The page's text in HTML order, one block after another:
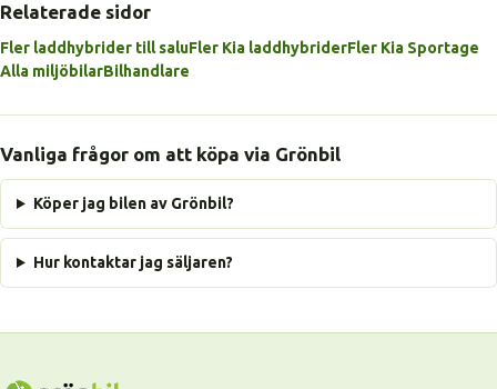
Relaterade sidor
Fler laddhybrider till saluFler Kia laddhybriderFler Kia Sportage
Alla miljöbilarBilhandlare
Vanliga frågor om att köpa via Grönbil
Köper jag bilen av Grönbil?
Hur kontaktar jag säljaren?